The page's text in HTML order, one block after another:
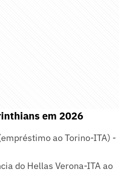
em 2026
ao Torino-ITA) -
do Hellas Verona-ITA ao